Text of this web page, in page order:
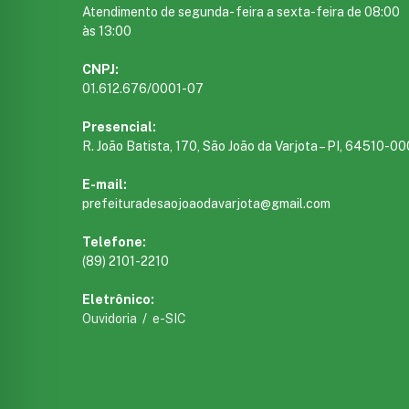
Atendimento de segunda- feira a sexta-feira de 08:00
às 13:00
CNPJ:
01.612.676/0001-07
Presencial:
R. João Batista, 170, São João da Varjota – PI, 64510-
E-mail:
prefeituradesaojoaodavarjota@gmail.com
Telefone:
(89) 2101-2210
Eletrônico:
Ouvidoria / e-SIC